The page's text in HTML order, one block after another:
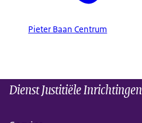
Pieter Baan Centrum
Dienst Justitiële Inrichtingen